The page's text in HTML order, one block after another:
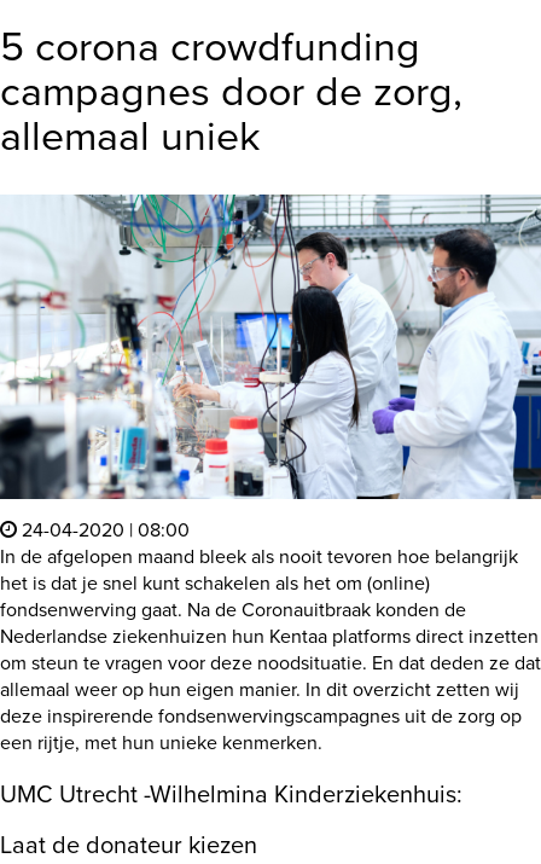
5 corona crowdfunding
campagnes door de zorg,
allemaal uniek
24-04-2020 | 08:00
In de afgelopen maand bleek als nooit tevoren hoe belangrijk
het is dat je snel kunt schakelen als het om (online)
fondsenwerving gaat. Na de Coronauitbraak konden de
Nederlandse ziekenhuizen hun Kentaa platforms direct inzetten
om steun te vragen voor deze noodsituatie. En dat deden ze dat
allemaal weer op hun eigen manier. In dit overzicht zetten wij
deze inspirerende fondsenwervingscampagnes uit de zorg op
een rijtje, met hun unieke kenmerken.
UMC Utrecht -Wilhelmina Kinderziekenhuis:
Laat de donateur kiezen